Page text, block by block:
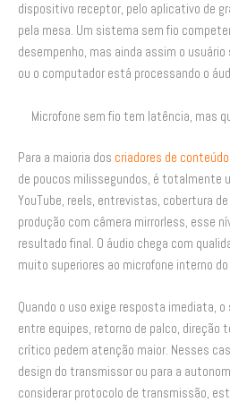
dispositivo receptor, pelo aplicativo de
pela mesa. Um sistema sem fio
desempenho, mas ainda assim o
ou o computador está processando o
Microfone sem fio tem latência, mas
Para a maioria dos criadores de conteúdo
de poucos milissegundos, é totalmente
YouTube, reels, entrevistas, cobertura
produção com câmera mirrorless, esse
resultado final. O áudio chega com
muito superiores ao microfone interno
Quando o uso exige resposta imediata,
entre equipes, retorno de palco, direção
crítico pedem atenção maior. Nesses
design do transmissor ou para a
considerar protocolo de transmissão,